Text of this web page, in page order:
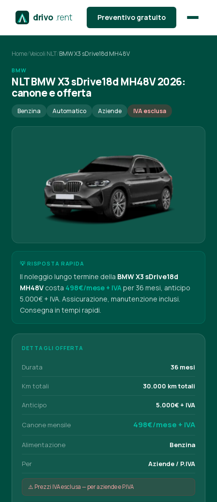
drivo .rent Preventivo gratuito
Home/Veicoli NLT/BMW X3 sDrive18d MH48V
BMW
NLT BMW X3 sDrive18d MH48V 2026:
canone e offerta
Benzina Automatico Aziende IVA esclusa
💡 RISPOSTA RAPIDA
Il noleggio lungo termine della BMW X3 sDrive18d
MH48V costa 498€/mese + IVAper 36 mesi, anticipo
5.000€ + IVA. Assicurazione, manutenzione inclusi.
Consegna in tempi rapidi.
DETTAGLI OFFERTA
Durata 36 mesi
Km totali 30.000 km totali
Anticipo 5.000€ + IVA
Canone mensile 498€/mese + IVA
Alimentazione Benzina
Per Aziende / P.IVA
⚠️ Prezzi IVA esclusa — per aziende e P.IVA